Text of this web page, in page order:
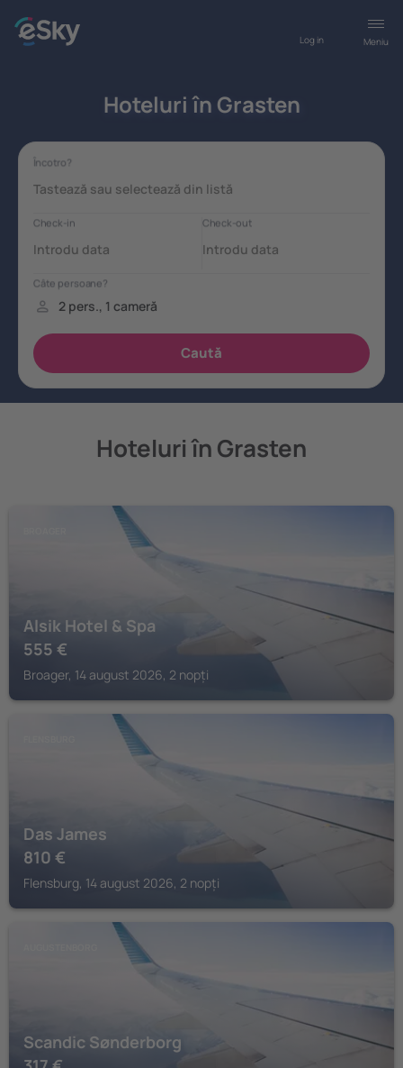
Meniu
Log in
Hoteluri în Grasten
Hoteluri în Grasten
Alsik Hotel & Spa
555 €
Broager, 14 august 2026, 2 nopți
Das James
810 €
Flensburg, 14 august 2026, 2 nopți
Scandic Sønderborg